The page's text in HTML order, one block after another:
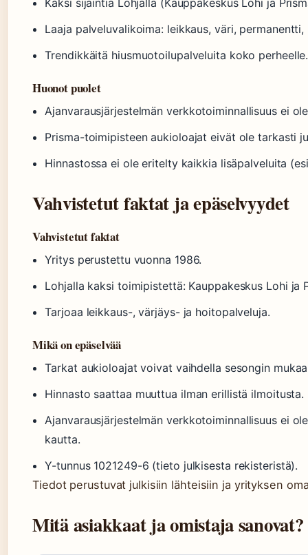
Kaksi sijaintia Lohjalla (Kauppakeskus Lohi ja
Laaja palveluvalikoima: leikkaus, väri, permanentti,
Trendikkäitä hiusmuotoilupalveluita koko perheelle.
Huonot puolet
Ajanvarausjärjestelmän verkkotoiminnallisuus ei
Prisma-toimipisteen aukioloajat eivät ole tarkasti
Hinnastossa ei ole eritelty kaikkia lisäpalveluita
Vahvistetut faktat ja epäselvyydet
Vahvistetut faktat
Yritys perustettu vuonna 1986.
Lohjalla kaksi toimipistettä: Kauppakeskus Lohi ja
Tarjoaa leikkaus-, värjäys- ja hoitopalveluja.
Mikä on epäselvää
Tarkat aukioloajat voivat vaihdella sesongin
Hinnasto saattaa muuttua ilman erillistä ilmoitusta.
Ajanvarausjärjestelmän verkkotoiminnallisuus ei
kautta.
Y-tunnus 1021249-6 (tieto julkisesta rekisteristä).
Tiedot perustuvat julkisiin lähteisiin ja yrityksen
Mitä asiakkaat ja omistaja sanovat?